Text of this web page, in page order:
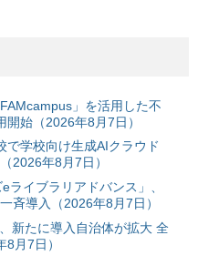
」を活用した不
始（2026年8月7日）
で学校向け生成AIクラウド
2026年8月7日）
ライブラリアドバンス」、
斉導入（2026年8月7日）
新たに導入自治体が拡大 全
月7日）